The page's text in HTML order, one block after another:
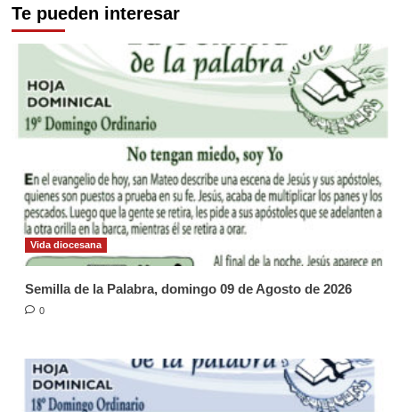
Te pueden interesar
Vida diocesana
Semilla de la Palabra, domingo 09 de Agosto de 2026
0